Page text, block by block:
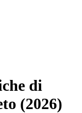
di
(2026)